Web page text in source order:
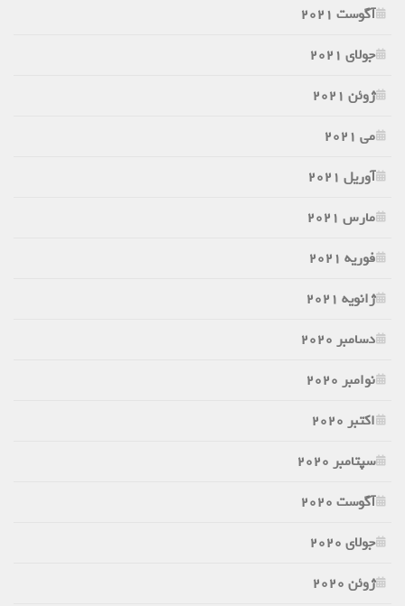
آگوست 2021
جولای 2021
ژوئن 2021
می 2021
آوریل 2021
مارس 2021
فوریه 2021
ژانویه 2021
دسامبر 2020
نوامبر 2020
اکتبر 2020
سپتامبر 2020
آگوست 2020
جولای 2020
ژوئن 2020